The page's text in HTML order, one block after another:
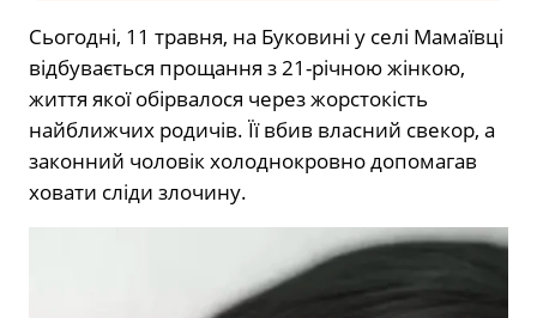
Сьогодні, 11 травня, на Буковині у селі Мамаївці
відбувається прощання з 21-річною жінкою,
життя якої обірвалося через жорстокість
найближчих родичів. Її вбив власний свекор, а
законний чоловік холоднокровно допомагав
ховати сліди злочину.